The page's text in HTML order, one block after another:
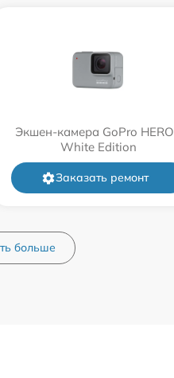
Экшен-камера GoPro
White Edition
Заказать ремонт
больше